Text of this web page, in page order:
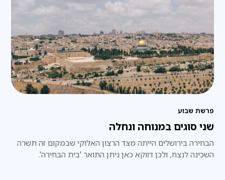
פרשת שבוע
שני סוגים במנוחה ונחלה
הבחירה בירושלים הייתה מצד הרצון האלוקי שבמקום זה תשרה
השכינה לנצח, ולכן דווקא כאן ניתן התואר 'בית הבחירה'.